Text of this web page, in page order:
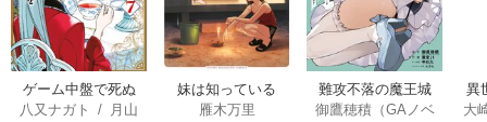
ゲーム中盤で死ぬ
悪役貴族に転生し
八又ナガト / 月山
妹は知っている
雁木万里
難攻不落の魔王城
へようこそ～デバ
御鷹穂積（GAノベ
異
は
大